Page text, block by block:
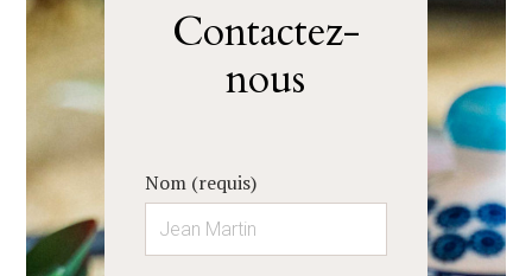
Contactez-
nous
Nom (requis)